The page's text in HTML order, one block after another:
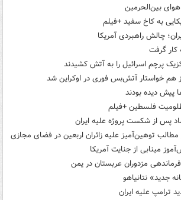
بین‌الحرمین
به کاخ سفید +فیلم
چالش راهبردی آمریکا
کار گرفت
پرچم اسرائیل را به آتش کشیدند
هم خواستار آتش‌بس فوری در اوکراین شد
پیش دیده بودند
فلسطین +فیلم
پس از شکست پروژه علیه ایران
توهین‌آمیز علیه زائران اربعین در فضای مجازی
مینابی از جنایت آمریکا
مزدوران عربستان در یمن
جدید» نتانیاهو
ترامپ علیه ایران